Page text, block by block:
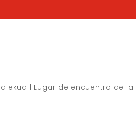
| Lugar de encuentro de